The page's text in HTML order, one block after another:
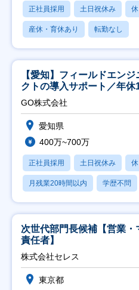
正社員採用 土日祝休み
産休・育休あり 転勤なし
【愛知】フィールドエン
クトの導入サポート／年
直帰
GO株式会社
愛知県
400万~700万
正社員採用 土日祝休み
月残業20時間以内 学歴不問
次世代部門長候補【営業
責任者】
株式会社セレス
東京都